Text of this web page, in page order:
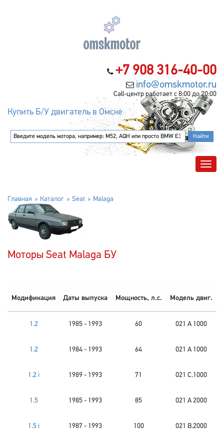
+7 908 316-40-00
info@omskmotor.ru
Call-центр работает с 8:00 до 20:00
Купить Б/У двигатель в Омске
Главная Каталог Seat Malaga
Моторы Seat Malaga БУ
Модификация Даты выпуска Мощность, л.с. Модель двиг.
1.2 1985 - 1993 60 021 A 1000
1.2 1984 - 1993 64 021 A 1000
1.2 i 1989 - 1993 71 021 C.1000
1.5 1985 - 1993 85 021 A 2000
1.5 i 1987 - 1993 100 021 B.2000